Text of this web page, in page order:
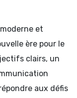
et
ère pour le
clairs, un
aux défis